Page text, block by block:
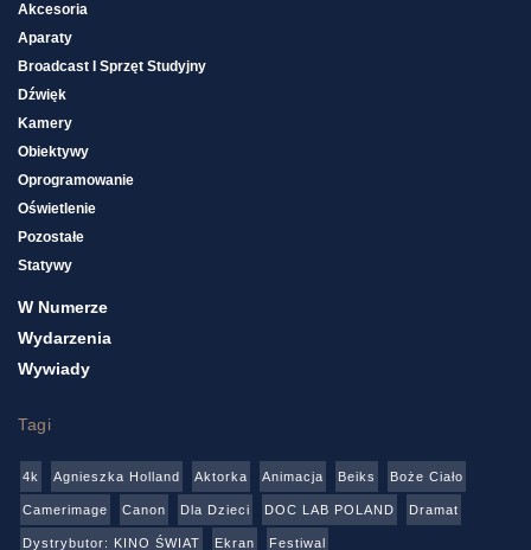
Akcesoria
Aparaty
Broadcast I Sprzęt Studyjny
Dźwięk
Kamery
Obiektywy
Oprogramowanie
Oświetlenie
Pozostałe
Statywy
W Numerze
Wydarzenia
Wywiady
Tagi
4k Agnieszka Holland Aktorka Animacja Beiks Boże Ciało
Camerimage Canon Dla Dzieci DOC LAB POLAND Dramat
Dystrybutor: KINO ŚWIAT Ekran Festiwal